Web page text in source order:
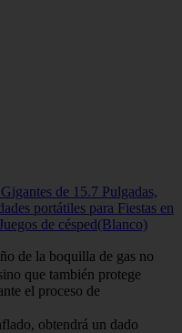
de 15.7 Pulgadas,
portátiles para Fiestas en
de césped(Blanco)
de la boquilla de gas no
que también protege
el proceso de
obtendrá un dado